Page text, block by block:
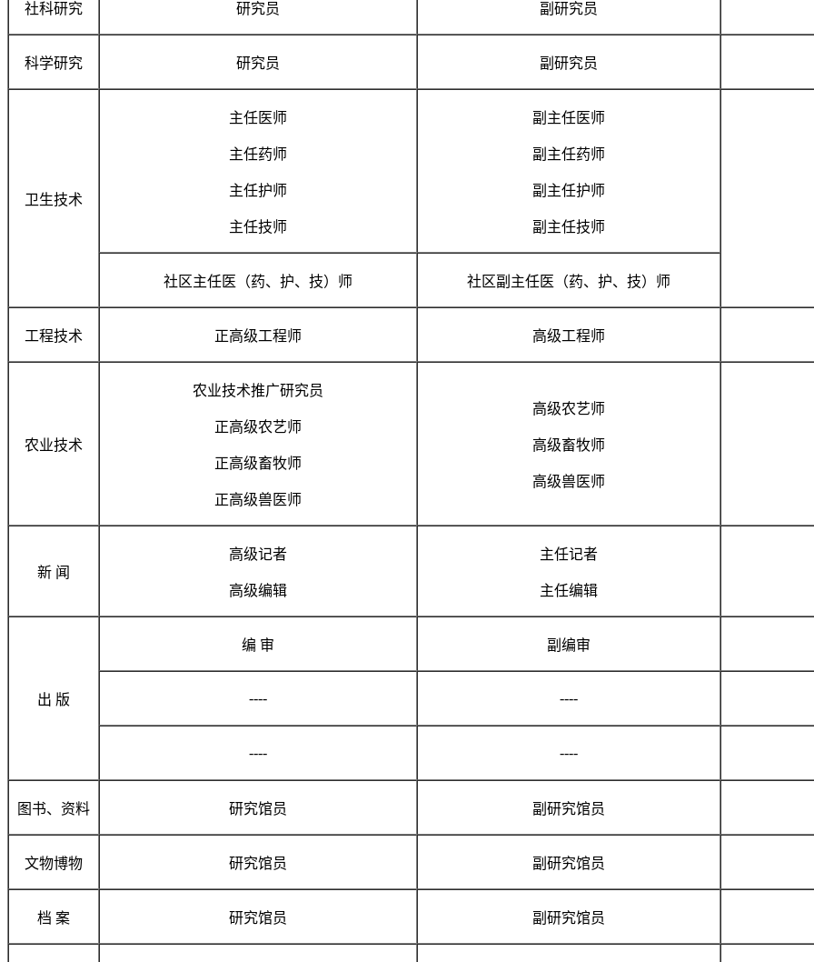
社科研究 研究员 副研究员
科学研究 研究员 副研究员
卫生技术
主任医师
主任药师
主任护师
主任技师
副主任医师
副主任药师
副主任护师
副主任技师
社区主任医（药、护、技）师 社区副主任医（药、护、技）师
工程技术 正高级工程师 高级工程师
农业技术
农业技术推广研究员
正高级农艺师
正高级畜牧师
正高级兽医师
高级农艺师
高级畜牧师
高级兽医师
新 闻
高级记者
高级编辑
主任记者
主任编辑
出 版
编 审 副编审
---- ----
---- ----
图书、资料 研究馆员 副研究馆员
文物博物 研究馆员 副研究馆员
档 案 研究馆员 副研究馆员